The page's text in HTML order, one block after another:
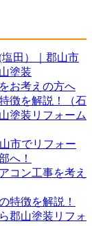
塩田）｜郡山市
塗装
お考えの方へ
徴を解説！（石
塗装リフォーム
市でリフォー
へ！
コン工事を考え
特徴を解説！
郡山塗装リフォ